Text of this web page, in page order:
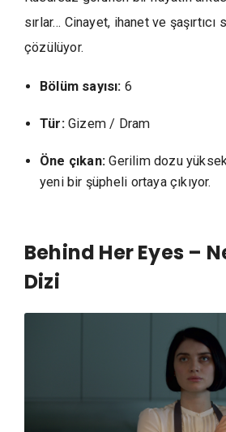
sırlar… Cinayet, ihanet ve şaşırtıcı
çözülüyor.
Bölüm sayısı: 6
Tür:Gizem / Dram
Öne çıkan: Gerilim dozu
yeni bir şüpheli ortaya çıkıyor.
Behind Her Eyes –
Dizi